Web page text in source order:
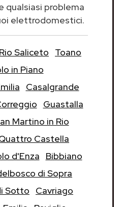
qualsiasi problema
elettrodomestici.
Rio Saliceto
Toano
in Piano
Casalgrande
Guastalla
Martino in Rio
Castella
d'Enza
Bibbiano
di Sopra
Sotto
Cavriago